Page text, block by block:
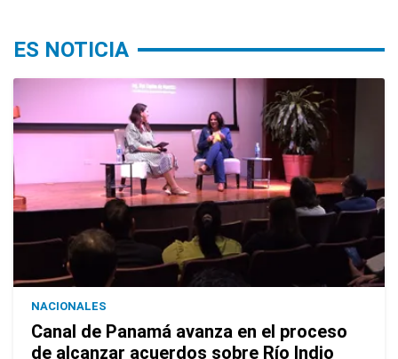
ES NOTICIA
NACIONALES
Canal de Panamá avanza en el proceso
de alcanzar acuerdos sobre Río Indio